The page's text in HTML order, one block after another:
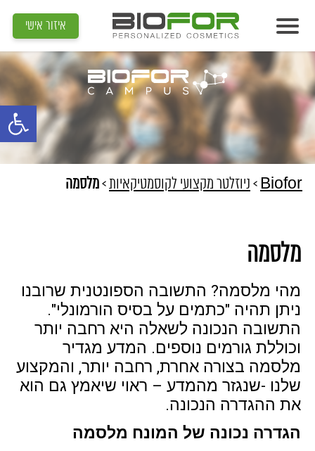
פתח סרגל
אודות
מוצרים
תוצאות
מדיה
מאמרים
איזור אישי
Biofor
> ניוזלטר מקצועי לקוסמטיקאיות>מלסמה
מלסמה
מהי מלסמה? התשובה הספונטנית שרובנו
ניתן תהיה "כתמים על בסיס הורמונלי".
התשובה הנכונה לשאלה היא רחבה יותר
וכוללת גורמים נוספים. המדע מגדיר
מלסמה בצורה אחרת, רחבה יותר, והמקצוע
שלנו -שנגזר מהמדע – ראוי שיאמץ גם הוא
את ההגדרה הנכונה.
הגדרה נכונה של המונח מלסמה